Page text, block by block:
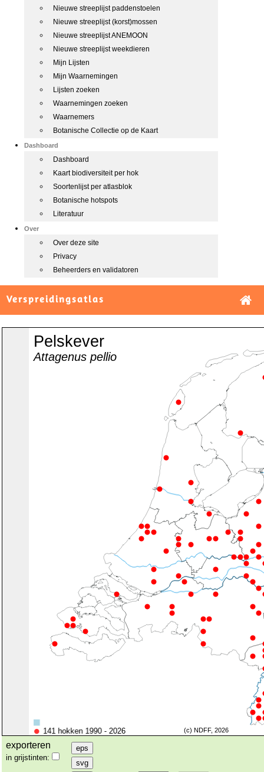
Nieuwe streeplijst paddenstoelen
Nieuwe streeplijst (korst)mossen
Nieuwe streeplijst ANEMOON
Nieuwe streeplijst weekdieren
Mijn Lijsten
Mijn Waarnemingen
Lijsten zoeken
Waarnemingen zoeken
Waarnemers
Botanische Collectie op de Kaart
Dashboard
Dashboard
Kaart biodiversiteit per hok
Soortenlijst per atlasblok
Botanische hotspots
Literatuur
Over
Over deze site
Privacy
Beheerders en validatoren
Verspreidingsatlas